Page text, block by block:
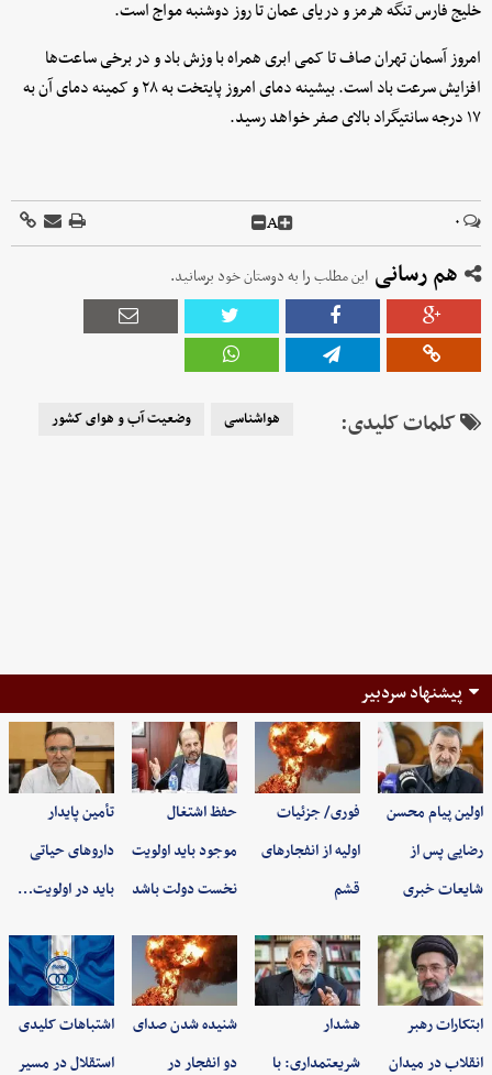
خلیج فارس تنگه هرمز و دریای عمان تا روز دوشنبه مواج است.
امروز آسمان تهران صاف تا کمی ابری همراه با وزش باد و در برخی ساعت‌ها
افزایش سرعت باد است. بیشینه دمای امروز پایتخت به ۲۸ و کمینه دمای آن به
۱۷ درجه سانتیگراد بالای صفر خواهد رسید.
۰ A
هم رسانی این مطلب را به دوستان خود برسانید.
کلمات کلیدی: هواشناسی وضعیت آب و هوای کشور
پیشنهاد سردبیر
اولین پیام محسن
رضایی پس از
شایعات خبری
فوری/ جزئیات
اولیه از انفجارهای
قشم
حفظ اشتغال
موجود باید اولویت
نخست دولت باشد
تأمین پایدار
داروهای حیاتی
باید در اولویت…
ابتکارات رهبر
انقلاب در میدان
هشدار
شریعتمداری: با
شنیده شدن صدای
دو انفجار در
اشتباهات کلیدی
استقلال در مسیر